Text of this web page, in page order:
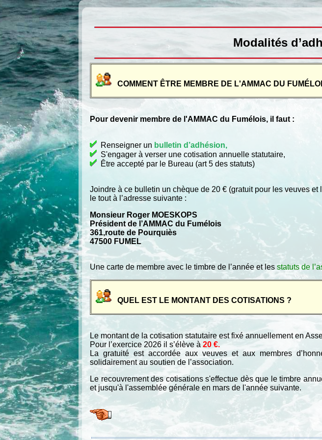
Modalités
COMMENT ÊTRE MEMBRE DE L'AMMAC DU
Pour devenir membre de l'AMMAC du Fumélois, il faut :
Renseigner un bulletin d’adhésion,
S'engager à verser une cotisation annuelle statutaire,
Être accepté par le Bureau (art 5 des statuts)
Joindre à ce bulletin un chèque de 20 € (gratuit pour les veuves et
le tout à l’adresse suivante :
Monsieur Roger MOESKOPS
Président de l’AMMAC du Fumélois
361,route de Pourquiès
47500 FUMEL
Une carte de membre avec le timbre de l’année et les statuts de
QUEL EST LE MONTANT DES COTISATIONS ?
Le montant de la cotisation statutaire est fixé annuellement en
Pour l’exercice 2026 il s’élève à 20 €.
La gratuité est accordée aux veuves et aux membres
solidairement au soutien de l’association.
Le recouvrement des cotisations s'effectue dès que le timbre
et jusqu'à l'assemblée générale en mars de l'année suivante.